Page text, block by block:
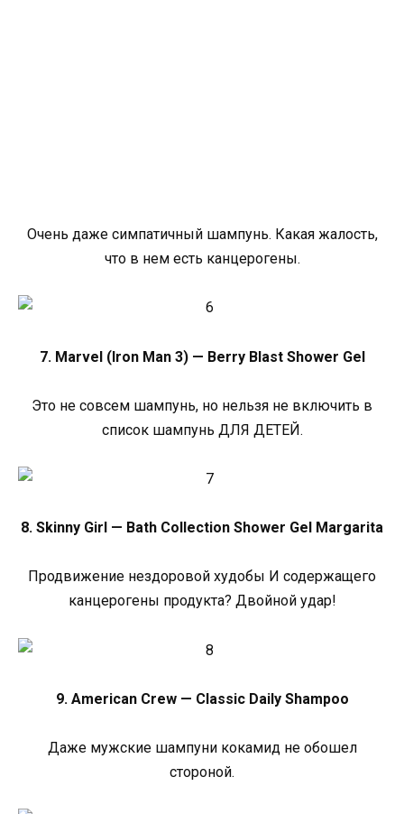
Очень даже симпатичный шампунь. Какая жалость,
что в нем есть канцерогены.
7. Marvel (Iron Man 3) — Berry Blast Shower Gel
Это не совсем шампунь, но нельзя не включить в
список шампунь ДЛЯ ДЕТЕЙ.
8. Skinny Girl — Bath Collection Shower Gel Margarita
Продвижение нездоровой худобы И содержащего
канцерогены продукта? Двойной удар!
9. American Crew — Classic Daily Shampoo
Даже мужские шампуни кокамид не обошел
стороной.